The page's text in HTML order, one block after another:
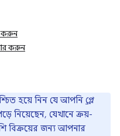
করুন
করুন
হয়ে নিন যে আপনি প্লে
নিয়েছেন, যেখানে ক্রয়-
বিক্রয়ের জন্য আপনার